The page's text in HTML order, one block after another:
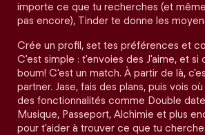
importe ce que tu recherches (et
pas encore), Tinder te donne les
Crée un profil, set tes préférences et
C'est simple : t'envoies des J'aime, et si
boum! C'est un match. À partir de là,
partner. Jase, fais des plans, puis vois
des fonctionnalités comme Double
Musique, Passeport, Alchimie et plus
pour t'aider à trouver ce que tu